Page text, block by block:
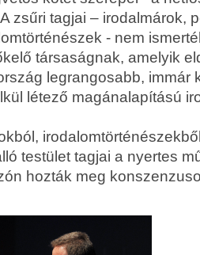
zsűri tagjai – irodalmárok,
- nem
társaságnak, amelyik
legrangosabb, immár
létező magánalapítású
testület tagjai a nyertes
hozták meg